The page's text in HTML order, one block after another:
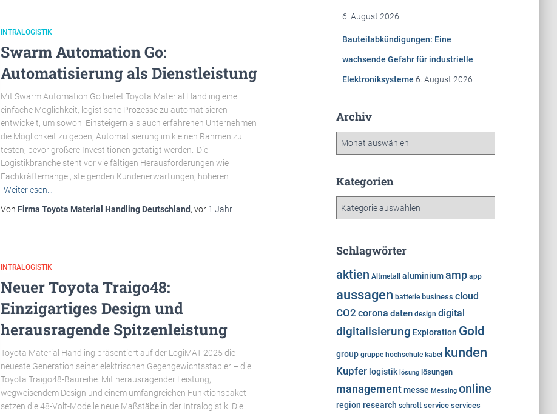
INTRALOGISTIK
Swarm Automation Go:
Automatisierung als Dienstleistung
Mit Swarm Automation Go bietet Toyota Material Handling eine
einfache Möglichkeit, logistische Prozesse zu automatisieren –
entwickelt, um sowohl Einsteigern als auch erfahrenen Unternehmen
die Möglichkeit zu geben, Automatisierung im kleinen Rahmen zu
testen, bevor größere Investitionen getätigt werden. Die
Logistikbranche steht vor vielfältigen Herausforderungen wie
Fachkräftemangel, steigenden Kundenerwartungen, höheren
Weiterlesen…
Von Firma Toyota Material Handling Deutschland, vor 1 Jahr
INTRALOGISTIK
Neuer Toyota Traigo48:
Einzigartiges Design und
herausragende Spitzenleistung
Toyota Material Handling präsentiert auf der LogiMAT 2025 die
neueste Generation seiner elektrischen Gegengewichtsstapler – die
Toyota Traigo48-Baureihe. Mit herausragender Leistung,
wegweisendem Design und einem umfangreichen Funktionspaket
setzen die 48-Volt-Modelle neue Maßstäbe in der Intralogistik. Die
6. August 2026
Bauteilabkündigungen: Eine
wachsende Gefahr für industrielle
Elektroniksysteme 6. August 2026
Archiv
h
Kategorien
g
i
e
Schlagwörter
aktien Altmetall aluminium amp app
aussagen batterie business cloud
CO2 corona daten design digital
digitalisierung Exploration Gold
group gruppe hochschule kabel kunden
Kupfer logistik lösung lösungen
management messe Messing online
region research schrott service services